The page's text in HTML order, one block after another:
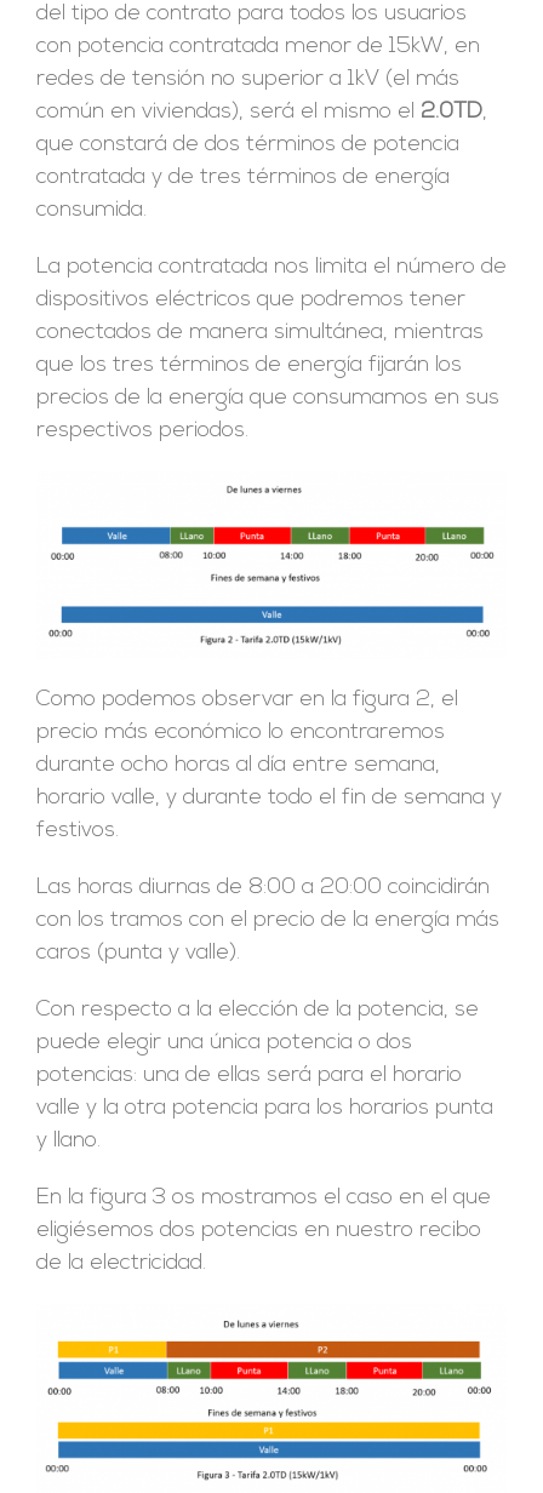
del tipo de contrato para todos los usuarios
con potencia contratada menor de 15kW, en
redes de tensión no superior a 1kV (el más
común en viviendas), será el mismo el 2.0TD,
que constará de dos términos de potencia
contratada y de tres términos de energía
consumida.
La potencia contratada nos limita el número de
dispositivos eléctricos que podremos tener
conectados de manera simultánea, mientras
que los tres términos de energía fijarán los
precios de la energía que consumamos en sus
respectivos periodos.
Como podemos observar en la figura 2, el
precio más económico lo encontraremos
durante ocho horas al día entre semana,
horario valle, y durante todo el fin de semana y
festivos.
Las horas diurnas de 8:00 a 20:00 coincidirán
con los tramos con el precio de la energía más
caros (punta y valle).
Con respecto a la elección de la potencia, se
puede elegir una única potencia o dos
potencias: una de ellas será para el horario
valle y la otra potencia para los horarios punta
y llano.
En la figura 3 os mostramos el caso en el que
eligiésemos dos potencias en nuestro recibo
de la electricidad.